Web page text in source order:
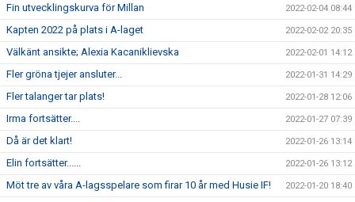
Fin utvecklingskurva för Millan 2022-02-04 08:44
Kapten 2022 på plats i A-laget 2022-02-02 20:35
Välkänt ansikte; Alexia Kacaniklievska 2022-02-01 14:12
Fler gröna tjejer ansluter... 2022-01-31 14:29
Fler talanger tar plats! 2022-01-28 12:06
Irma fortsätter.... 2022-01-27 07:39
Då är det klart! 2022-01-26 13:14
Elin fortsätter...... 2022-01-26 13:12
Möt tre av våra A-lagsspelare som firar 10 år med Husie IF! 2022-01-20 18:40